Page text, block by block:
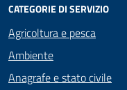
CATEGORIE DI SERVIZIO
Agricoltura e pesca
Ambiente
Anagrafe e stato civile